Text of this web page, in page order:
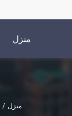
منزل
منزل /